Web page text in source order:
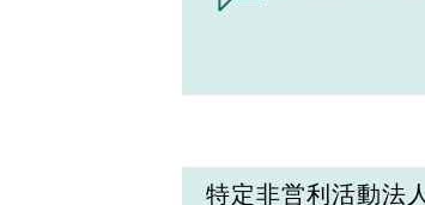
特定非営利活動法